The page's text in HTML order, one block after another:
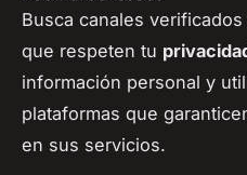
Busca canales
que respeten tu
información personal y
plataformas que
en sus servicios.